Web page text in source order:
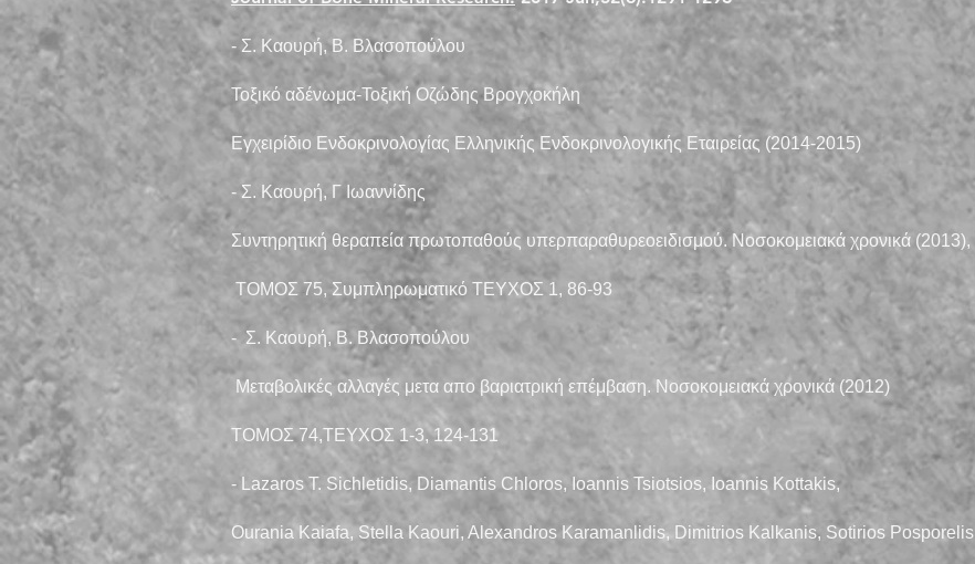
- Σ. Καουρή, Β. Βλασοπούλου
Τοξικό αδένωμα-Τοξική Oζώδης Βρογχοκήλη
Εγχειρίδιο Ενδοκρινολογίας Ελληνικής Ενδοκρινολογικής Εταιρείας (2014-2015)
- Σ. Καουρή, Γ Ιωαννίδης
Συντηρητική θεραπεία πρωτοπαθούς υπερπαραθυρεοειδισμού. Νοσοκομειακά χρονικά (2013),
ΤΟΜΟΣ 75, Συμπληρωματικό ΤΕΥΧΟΣ 1, 86-93
- Σ. Καουρή, Β. Βλασοπούλου
Μεταβολικές αλλαγές μετα απο βαριατρική επέμβαση. Νοσοκομειακά χρονικά (2012)
ΤΟΜΟΣ 74,ΤΕΥΧΟΣ 1-3, 124-131
- Lazaros T. Sichletidis, Diamantis Chloros, Ioannis Tsiotsios, Ioannis Kottakis,
Ourania Kaiafa, Stella Kaouri, Alexandros Karamanlidis, Dimitrios Kalkanis, Sotirios Posporelis